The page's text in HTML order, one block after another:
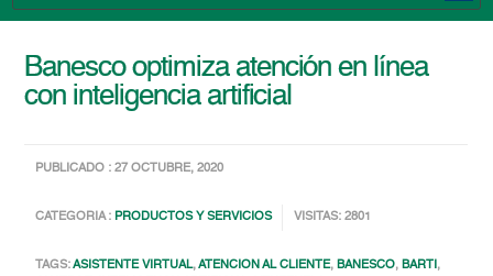
Banesco optimiza atención en línea
con inteligencia artificial
PUBLICADO : 27 OCTUBRE, 2020
CATEGORIA : PRODUCTOS Y SERVICIOS VISITAS: 2801
TAGS:ASISTENTE VIRTUAL,ATENCION AL CLIENTE,BANESCO,BARTI,